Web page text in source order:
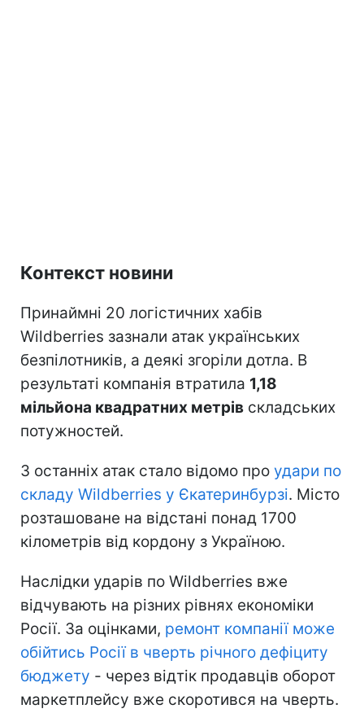
Контекст новини
Принаймні 20 логістичних хабів
Wildberries зазнали атак українських
безпілотників, а деякі згоріли дотла. В
результаті компанія втратила 1,18
мільйона квадратних метрів складських
потужностей.
З останніх атак стало відомо про удари по
складу Wildberries у Єкатеринбурзі. Місто
розташоване на відстані понад 1700
кілометрів від кордону з Україною.
Наслідки ударів по Wildberries вже
відчувають на різних рівнях економіки
Росії. За оцінками, ремонт компанії може
обійтись Росії в чверть річного дефіциту
бюджету - через відтік продавців оборот
маркетплейсу вже скоротився на чверть.